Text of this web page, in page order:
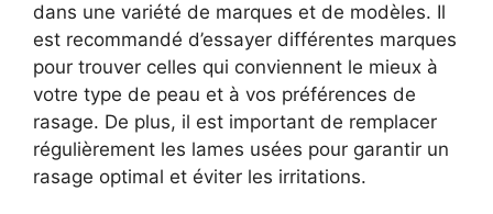
dans une variété de marques et de modèles. Il
est recommandé d’essayer différentes marques
pour trouver celles qui conviennent le mieux à
votre type de peau et à vos préférences de
rasage. De plus, il est important de remplacer
régulièrement les lames usées pour garantir un
rasage optimal et éviter les irritations.